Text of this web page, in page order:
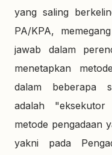
yang saling
PA/KPA,
jawab dalam
menetapkan
dalam beberapa
adalah
metode pengadaan
yakni pada